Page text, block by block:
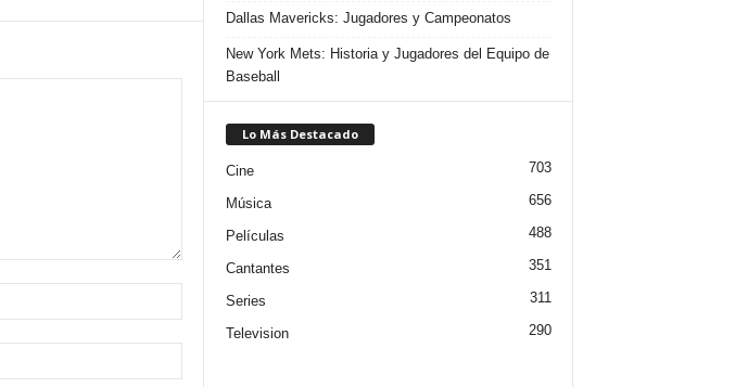
Dallas Mavericks: Jugadores y Campeonatos
New York Mets: Historia y Jugadores del Equipo de
Baseball
Lo Más Destacado
Cine 703
Música 656
Películas 488
Cantantes 351
Series 311
Television 290